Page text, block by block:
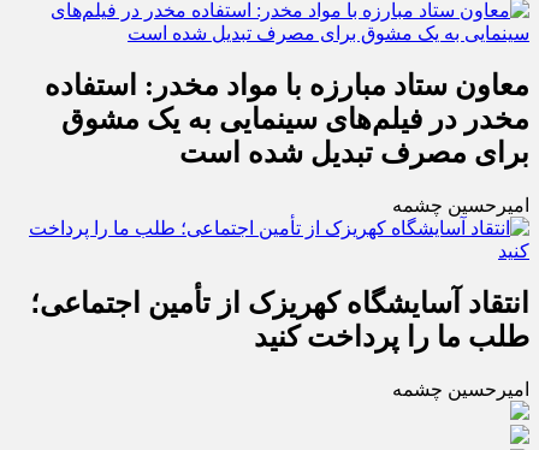
معاون ستاد مبارزه با مواد مخدر: استفاده
مخدر در فیلم‌های سینمایی به یک مشوق
برای مصرف تبدیل شده است
امیرحسین چشمه
انتقاد آسایشگاه کهریزک از تأمین اجتماعی؛
طلب ما را پرداخت کنید
امیرحسین چشمه